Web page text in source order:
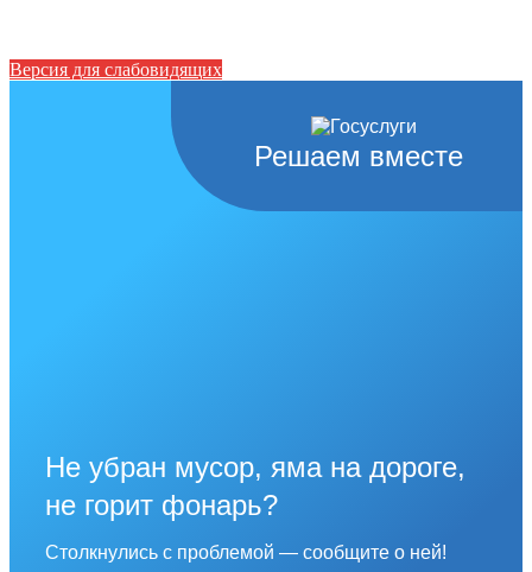
Версия для слабовидящих
Решаем вместе
Не убран мусор, яма на дороге,
не горит фонарь?
Столкнулись с проблемой — сообщите о ней!